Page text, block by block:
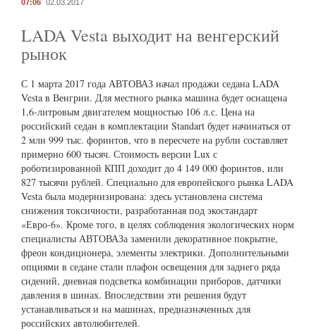
07:06 02.03.2017
LADA Vesta выходит на венгерский
рынок
С 1 марта 2017 года АВТОВАЗ начал продажи седана LADA
Vesta в Венгрии. Для местного рынка машина будет оснащена
1,6-литровым двигателем мощностью 106 л.с. Цена на
российский седан в комплектации Standart будет начинаться от
2 млн 999 тыс. форинтов, что в пересчете на рубли составляет
примерно 600 тысяч. Стоимость версии Lux с
роботизированной КПП доходит до 4 149 000 форинтов, или
827 тысячи рублей. Специально для европейского рынка LADA
Vesta была модернизирована: здесь установлена система
снижения токсичности, разработанная под экостандарт
«Евро-6». Кроме того, в целях соблюдения экологических норм
специалисты АВТОВАЗа заменили декоративное покрытие,
фреон кондиционера, элементы электрики. Дополнительными
опциями в седане стали плафон освещения для заднего ряда
сидений, дневная подсветка комбинации приборов, датчики
давления в шинах. Впоследствии эти решения будут
устанавливаться и на машинах, предназначенных для
российских автолюбителей.